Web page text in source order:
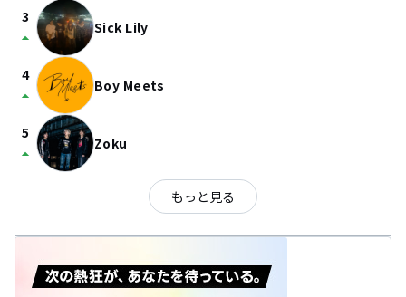
3
arrow_drop_up Sick Lily
4
arrow_drop_up Boy Meets
5
arrow_drop_up Zoku
もっと見る